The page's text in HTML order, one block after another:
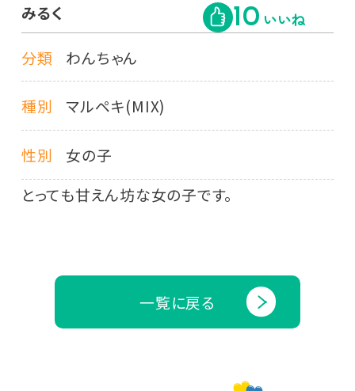
みるく 10 いいね
分類 わんちゃん
種別 マルペキ(MIX)
性別
女の子
とっても甘えん坊な女の子です。
一覧に戻る